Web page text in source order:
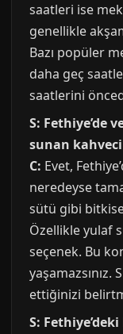
saatleri ise
genellikle
Bazı popüler
daha geç
saatlerini
S: Fethiye’de
sunan
C: Evet,
neredeyse
sütü gibi
Özellikle yulaf
seçenek. Bu
ettiğinizi
S: